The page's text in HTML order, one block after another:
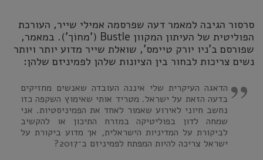
סרסור הגיבה למאמר דעה שפרסמה אמילי שייר, העורכת
הפוליטית של העיתון המקוון Bustle ('מחוֹך'). במאמר,
שפורסם ב'ניו יורק טיימס', שואלת שייר מדוע יותר ויותר
נשים צריכות לבחור בין הציונות שלהן לפמיניזם שלהן:
הדאגה העיקרית שלי איננה העובדה שאנשים מחזיקים
בדעה הזאת על ישראל. מטריד אותי שאימוץ השקפה כזו
נחשב חיוני לאירוע שאמור לאחד את הפמיניסטיות. אני
שמחה לדון בפוליטיקה במזרח התיכון או להקשיב
לביקורת על המדיניות הישראלית, אך מדוע ביקורת על
ישראל צריכה להיות המפתח לפמיניזם ב־2017?